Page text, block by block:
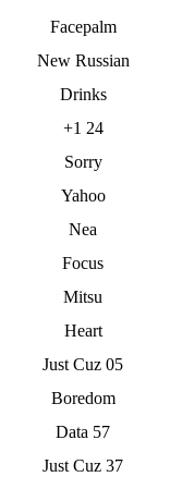
Facepalm
New Russian
Drinks
+1 24
Sorry
Yahoo
Nea
Focus
Mitsu
Heart
Just Cuz 05
Boredom
Data 57
Just Cuz 37